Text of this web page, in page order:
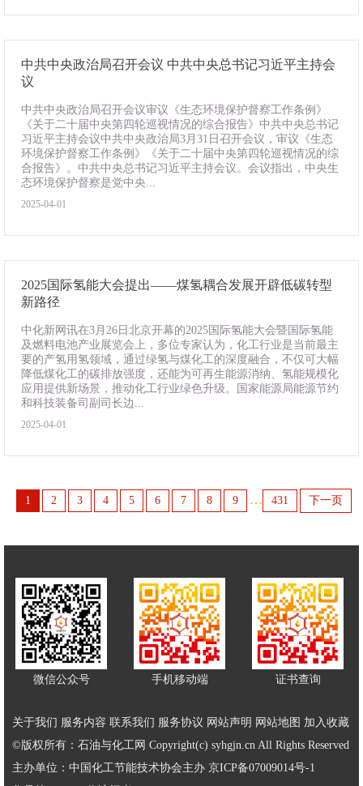
中共中央政治局召开会议 中共中央总书记习近平主持会
议
中共中央政治局召开会议审议《生态环境保护督察工作条例》
《关于二十届中央第四轮巡视情况的综合报告》中共中央总书记
习近平主持会议中共中央政治局3月31日召开会议，审议《生态
环境保护督察工作条例》《关于二十届中央第四轮巡视情况的综
合报告》。中共中央总书记习近平主持会议。会议指出，中央生
态环境保护督察是党中央...
2025-04-01
2025国际氢能大会提出——煤氢耦合发展开辟低碳转型
新路径
中化新网讯在3月26日北京开幕的2025国际氢能大会暨国际氢能
及燃料电池产业展览会上，多位专家认为，化工行业是当前最主
要的产氢用氢领域，通过绿氢与煤化工的深度融合，不仅可大幅
降低煤化工的碳排放强度，还能为可再生能源消纳、氢能规模化
应用提供新场景，推动化工行业绿色升级。国家能源局能源节约
和科技装备司副司长边...
2025-04-01
1 2 3 4 5 6 7 8 9 … 431 下一页
微信公众号 手机移动端 证书查询
关于我们 服务内容 联系我们 服务协议 网站声明 网站地图 加入收藏
©版权所有：石油与化工网 Copyright(c) syhgjn.cn All Rights Reserved
主办单位：中国化工节能技术协会主办 京ICP备07009014号-1